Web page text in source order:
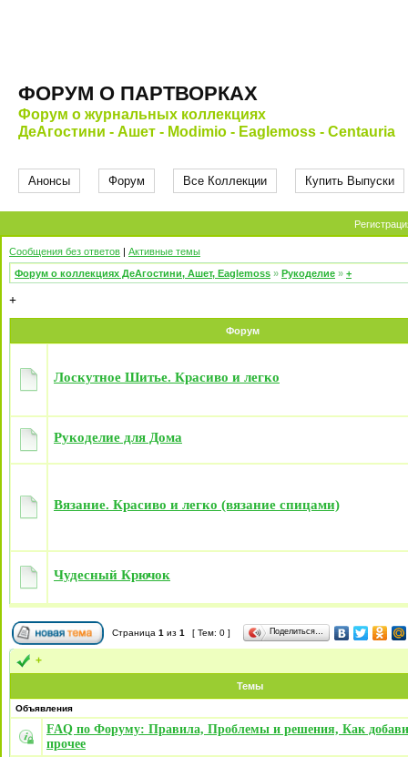
ФОРУМ О ПАРТВОРКАХ
Форум о журнальных коллекциях
ДеАгостини - Ашет - Modimio - Eaglemoss - Centauria
Анонсы Форум Все Коллекции Купить Выпуски
Сообщения без ответов | Активные темы
Форум о коллекциях ДеАгостини, Ашет, Eaglemoss » Рукоделие » +
+
Форум
Лоскутное Шитье. Красиво и легко
Рукоделие для Дома
Вязание. Красиво и легко (вязание спицами)
Чудесный Крючок
Страница 1 из 1 [ Тем: 0 ] Поделиться…
+
Темы
Объявления
FAQ по Форуму: Правила, Проблемы и решения, Как
прочее